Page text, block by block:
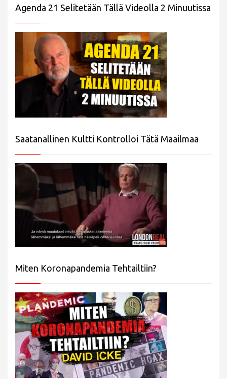
Agenda 21 Selitetään Tällä Videolla 2 Minuutissa
Saatanallinen Kultti Kontrolloi Tätä Maailmaa
Miten Koronapandemia Tehtailtiin?